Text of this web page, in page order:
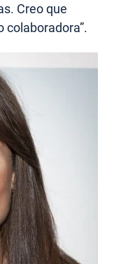
Creo que
colaboradora”.